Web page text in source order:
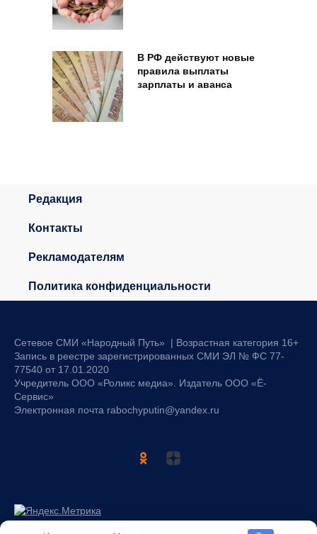
В РФ действуют новые
правила выплаты
зарплаты и аванса
Редакция
Контакты
Рекламодателям
Политика конфиденциальности
Сетевое СМИ «Народный Путь» | Возрастная категория 16+
Запись в реестре зарегистрированных СМИ ЭЛ № ФС 77-
77540 от 17.01.2020
Учредитель ООО «Роликс медиа». Издатель ООО «Ё-
Сервис»
Электронная почта rabochyputin@yandex.ru